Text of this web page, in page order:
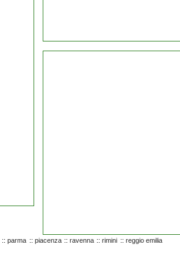
:: parma :: piacenza :: ravenna :: rimini :: reggio emilia